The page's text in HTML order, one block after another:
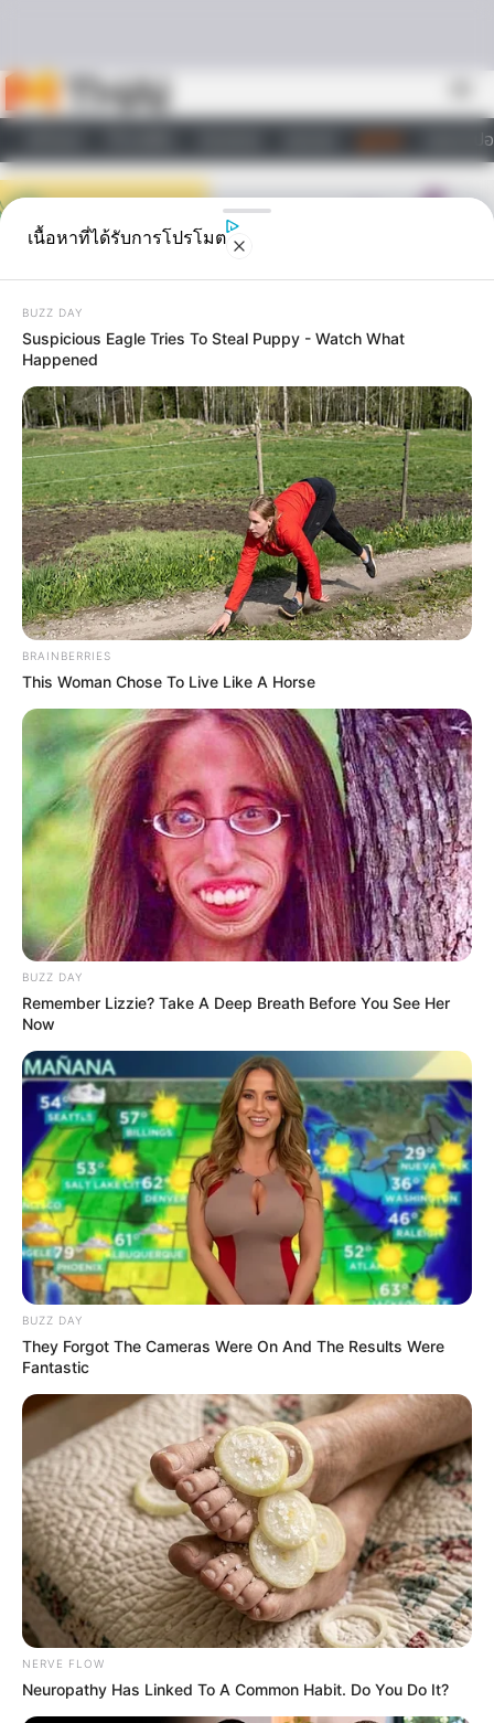
วอลเปเ
ไลฟ์สไตล์
ดูดวงรายวัน
ดูดวงรายวัน 16
พฤษภาคม พ.ศ. 2565
ดูดวงรายวัน ประจำวันจันทร์ ที่ 16 พฤษภาคม พ.ศ. 2565 คนวัน
อาทิตย์ ไพ่ประจำวันของท่าน คือ ไพ่ตกต่ำ โชคลาภมาจากชายขาย
ลอตเตอรี่หน้าวัด ท่านต้องระมัดระวังอารมณ์หงุดหงิดง่าย น้อยใจแบบ
ไม่ทราบสาเหตุ เดี๋ยวจะทำให้มีปัญหากับคนรอบข้าง…
Home/ดูดวงรายวัน/ ดูดวงรายวัน 16 พฤษภาคม พ.ศ. 2565
ดูดวงรายวัน|
16 พ.ค. 2022
แบ่งปัน
ดูดวงรายวัน
ประจำวันจันทร์ ที่ 16 พฤษภาคม พ.ศ.
2565
คนวันอาทิตย์
ไพ่ประจำวันของท่าน คือ ไพ่ตกต่ำ
โชคลาภมาจากชายขายลอตเตอรี่หน้าวัด ท่านต้อง
ระมัดระวังอารมณ์หงุดหงิดง่าย น้อยใจแบบไม่ทราบ
สาเหตุ เดี๋ยวจะทำให้มีปัญหากับคนรอบข้าง คน
ค้าขายวันนี้ค่อนข้างเงียบ การเงินติดขัด รายจ่าย
มากกว่ารายได้
คนวันจันทร์
ไพ่ประจำวันของท่าน คือ ไพ่รายได้
เนื้อหาที่ได้รับการโปรโมต
BUZZ DAY
Suspicious Eagle Tries To Steal Puppy - Watch What
Happened
BRAINBERRIES
This Woman Chose To Live Like A Horse
BUZZ DAY
Remember Lizzie? Take A Deep Breath Before You See Her
Now
BUZZ DAY
They Forgot The Cameras Were On And The Results Were
Fantastic
NERVE FLOW
Neuropathy Has Linked To A Common Habit. Do You Do It?